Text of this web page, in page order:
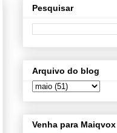
Pesquisar
Arquivo do blog
Venha para Maiqvox